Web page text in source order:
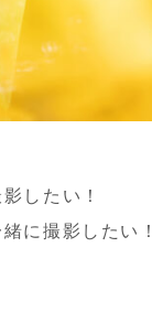
したい！
に撮影したい！